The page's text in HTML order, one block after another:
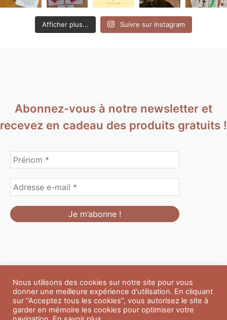
Afficher plus... Suivre sur Instagram
Abonnez-vous à notre newsletter et
recevez en cadeau des produits gratuits !
Formulaire de personnalisation Contact
Boutique
Blog
CGV
Mentions Légales
Politique de confidentialité
A propos
Nous utilisons des cookies sur notre site pour vous
donner une meilleure expérience d'utilisation. En cliquant
sur “Acceptez tous les cookies”, vous autorisez le site à
garder en mémoire les cookies pour optimiser votre